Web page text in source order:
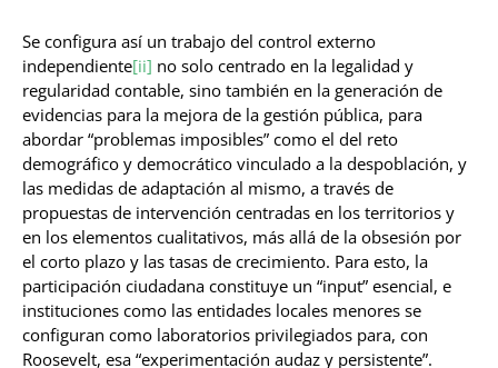
Se configura así un trabajo del control externo
independiente[ii] no solo centrado en la legalidad y
regularidad contable, sino también en la generación de
evidencias para la mejora de la gestión pública, para
abordar “problemas imposibles” como el del reto
demográfico y democrático vinculado a la despoblación, y
las medidas de adaptación al mismo, a través de
propuestas de intervención centradas en los territorios y
en los elementos cualitativos, más allá de la obsesión por
el corto plazo y las tasas de crecimiento. Para esto, la
participación ciudadana constituye un “input” esencial, e
instituciones como las entidades locales menores se
configuran como laboratorios privilegiados para, con
Roosevelt, esa “experimentación audaz y persistente”.